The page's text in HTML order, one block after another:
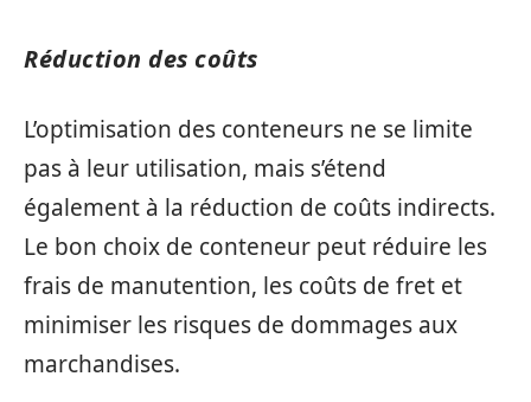
Réduction des coûts
L’optimisation des conteneurs ne se limite
pas à leur utilisation, mais s’étend
également à la réduction de coûts indirects.
Le bon choix de conteneur peut réduire les
frais de manutention, les coûts de fret et
minimiser les risques de dommages aux
marchandises.